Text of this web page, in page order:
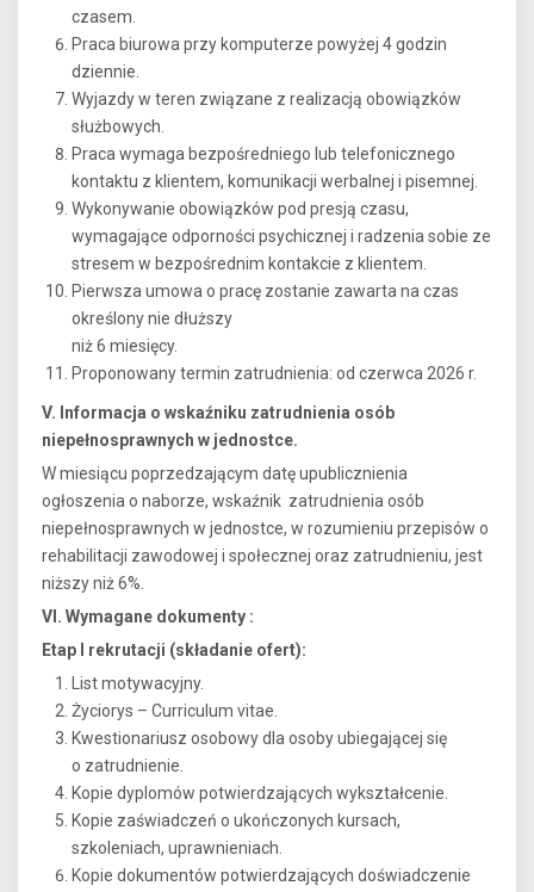
czasem.
Praca biurowa przy komputerze powyżej 4 godzin
dziennie.
Wyjazdy w teren związane z realizacją obowiązków
służbowych.
Praca wymaga bezpośredniego lub telefonicznego
kontaktu z klientem, komunikacji werbalnej i pisemnej.
Wykonywanie obowiązków pod presją czasu,
wymagające odporności psychicznej i radzenia sobie ze
stresem w bezpośrednim kontakcie z klientem.
Pierwsza umowa o pracę zostanie zawarta na czas
określony nie dłuższy
niż 6 miesięcy.
Proponowany termin zatrudnienia: od czerwca 2026 r.
V. Informacja o wskaźniku zatrudnienia osób
niepełnosprawnych w jednostce.
W miesiącu poprzedzającym datę upublicznienia
ogłoszenia o naborze, wskaźnik zatrudnienia osób
niepełnosprawnych w jednostce, w rozumieniu przepisów o
rehabilitacji zawodowej i społecznej oraz zatrudnieniu, jest
niższy niż 6%.
VI. Wymagane dokumenty :
Etap I rekrutacji (składanie ofert):
List motywacyjny.
Życiorys – Curriculum vitae.
Kwestionariusz osobowy dla osoby ubiegającej się
o zatrudnienie.
Kopie dyplomów potwierdzających wykształcenie.
Kopie zaświadczeń o ukończonych kursach,
szkoleniach, uprawnieniach.
Kopie dokumentów potwierdzających doświadczenie